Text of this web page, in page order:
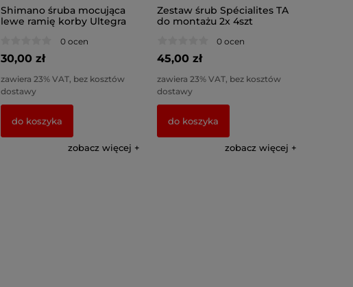
Shimano śruba mocująca
lewe ramię korby Ultegra
0 ocen
30,00 zł
zawiera 23% VAT, bez kosztów
dostawy
do koszyka
zobacz więcej
Zestaw śrub Spécialites TA
do montażu 2x 4szt
0 ocen
45,00 zł
zawiera 23% VAT, bez kosztów
dostawy
do koszyka
zobacz więcej